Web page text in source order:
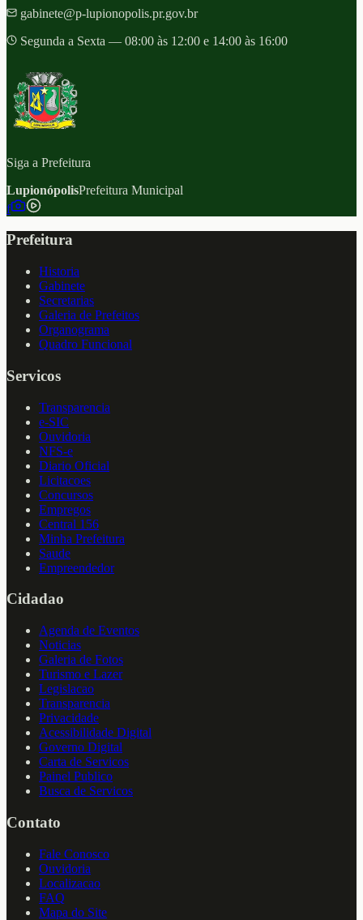
gabinete@p-lupionopolis.pr.gov.br
Segunda a Sexta — 08:00 às 12:00 e 14:00 às 16:00
Siga a Prefeitura
LupionópolisPrefeitura Municipal
f
Prefeitura
Historia
Gabinete
Secretarias
Galeria de Prefeitos
Organograma
Quadro Funcional
Servicos
Transparencia
e-SIC
Ouvidoria
NFS-e
Diario Oficial
Licitacoes
Concursos
Empregos
Central 156
Minha Prefeitura
Saude
Empreendedor
Cidadao
Agenda de Eventos
Noticias
Galeria de Fotos
Turismo e Lazer
Legislacao
Transparencia
Privacidade
Acessibilidade Digital
Governo Digital
Carta de Servicos
Painel Publico
Busca de Servicos
Contato
Fale Conosco
Ouvidoria
Localizacao
FAQ
Mapa do Site